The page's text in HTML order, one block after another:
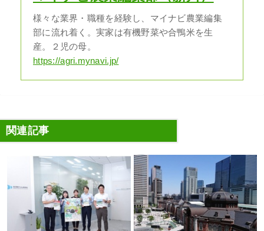
様々な業界・職種を経験し、マイナビ農業編集
部に流れ着く。実家は有機野菜や合鴨米を生
産。２児の母。
https://agri.mynavi.jp/
関連記事